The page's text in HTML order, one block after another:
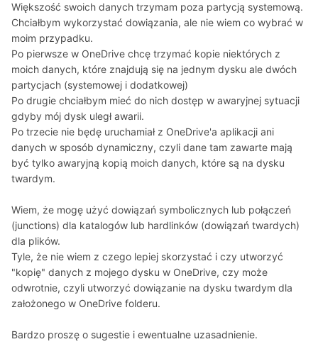
Większość swoich danych trzymam poza partycją systemową.
Chciałbym wykorzystać dowiązania, ale nie wiem co wybrać w
moim przypadku.
Po pierwsze w OneDrive chcę trzymać kopie niektórych z
moich danych, które znajdują się na jednym dysku ale dwóch
partycjach (systemowej i dodatkowej)
Po drugie chciałbym mieć do nich dostęp w awaryjnej sytuacji
gdyby mój dysk uległ awarii.
Po trzecie nie będę uruchamiał z OneDrive'a aplikacji ani
danych w sposób dynamiczny, czyli dane tam zawarte mają
być tylko awaryjną kopią moich danych, które są na dysku
twardym.
Wiem, że mogę użyć dowiązań symbolicznych lub połączeń
(junctions) dla katalogów lub hardlinków (dowiązań twardych)
dla plików.
Tyle, że nie wiem z czego lepiej skorzystać i czy utworzyć
"kopię" danych z mojego dysku w OneDrive, czy może
odwrotnie, czyli utworzyć dowiązanie na dysku twardym dla
założonego w OneDrive folderu.
Bardzo proszę o sugestie i ewentualne uzasadnienie.